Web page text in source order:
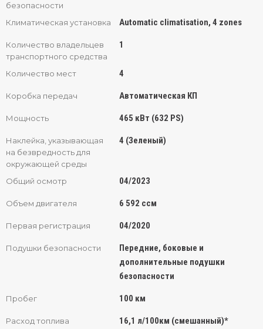
безопасности
Климатическая установка Automatic climatisation, 4 zones
Количество владельцев
транспортного средства
1
Количество мест 4
Коробка передач Автоматическая КП
Мощность 465 кВт (632 PS)
Наклейка, указывающая
на безвредность для
окружающей среды
4 (Зеленый)
Общий осмотр 04/2023
Объем двигателя 6 592 ссм
Первая регистрация 04/2020
Подушки безопасности
Передние, боковые и
дополнительные подушки
безопасности
Пробег 100 км
Расход топлива
16,1 л/100км (смешанный)*